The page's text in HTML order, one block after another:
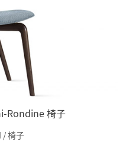
Rondine 椅子
/ 椅子